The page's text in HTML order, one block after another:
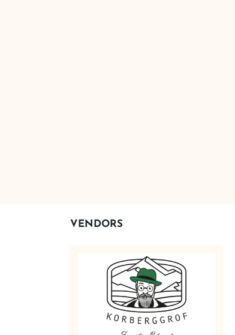
VENDORS